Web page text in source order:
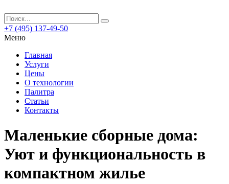
+7 (495) 137-49-50
Меню
Главная
Услуги
Цены
О технологии
Палитра
Статьи
Контакты
Маленькие сборные дома:
Уют и функциональность в
компактном жилье